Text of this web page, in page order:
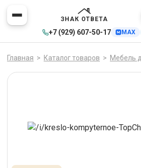
ЗНАК ОТВЕТА
+7 (929) 607-50-17 MAX
Главная > Каталог товаров > Мебель